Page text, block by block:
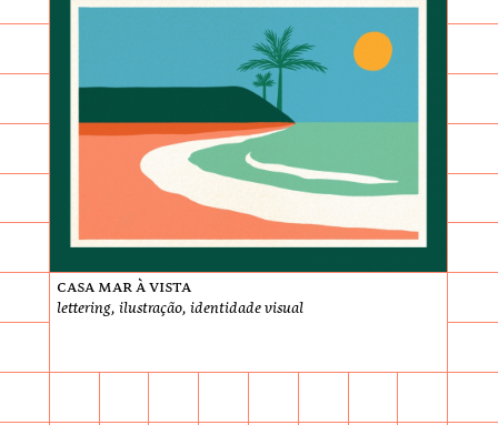
Casa Mar à Vista
lettering, ilustração, identidade visual